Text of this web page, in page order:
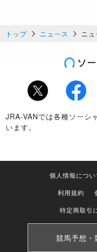
トップ ニュース ニ
ソ
Twitter Facebook
JRA-VANでは各種ソーシ
います。
個人情報につい
利用規約
特定商取引
競馬予想・